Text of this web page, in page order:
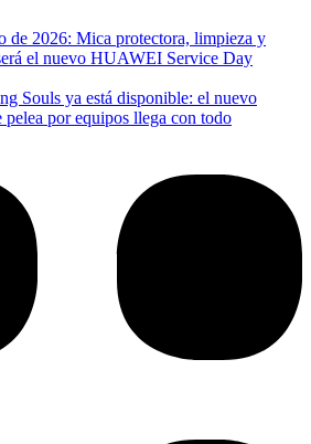
de 2026: Mica protectora, limpieza y
el nuevo HUAWEI Service Day
Souls ya está disponible: el nuevo
pelea por equipos llega con todo